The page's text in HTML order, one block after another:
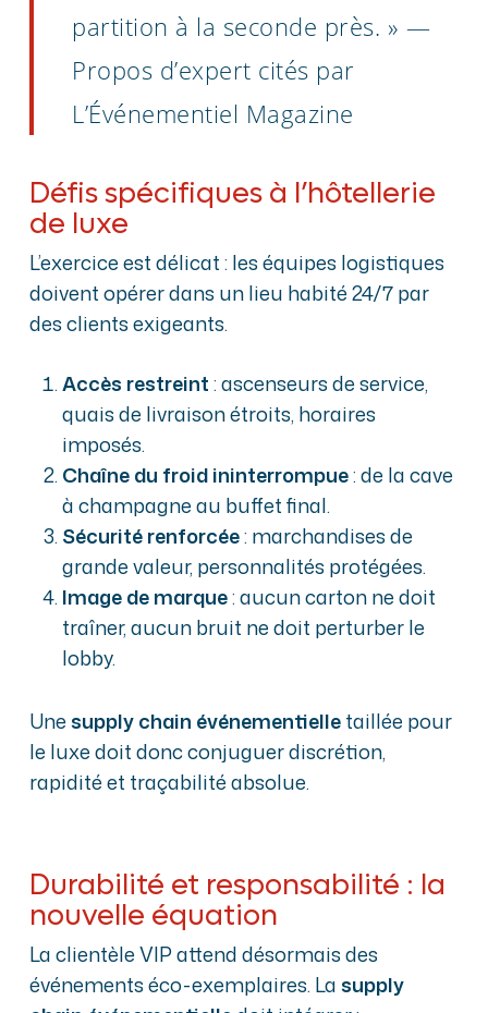
partition à la seconde près. » —
Propos d’expert cités par
L’Événementiel Magazine
Défis spécifiques à l’hôtellerie
de luxe
L’exercice est délicat : les équipes logistiques
doivent opérer dans un lieu habité 24/7 par
des clients exigeants.
Accès restreint: ascenseurs de service,
quais de livraison étroits, horaires
imposés.
Chaîne du froid ininterrompue: de la cave
à champagne au buffet final.
Sécurité renforcée: marchandises de
grande valeur, personnalités protégées.
Image de marque: aucun carton ne doit
traîner, aucun bruit ne doit perturber le
lobby.
Unesupply chain événementielletaillée pour
le luxe doit donc conjuguer discrétion,
rapidité et traçabilité absolue.
Durabilité et responsabilité : la
nouvelle équation
La clientèle VIP attend désormais des
événements éco-exemplaires. Lasupply